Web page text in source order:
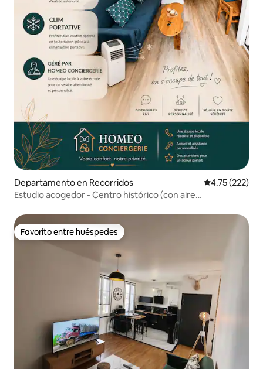
Departamento en Recorridos Calificación
4.75 (222)
Estudio acogedor - Centro histórico (con aire
Favorito entre huéspedes
Favorito entre huéspedes